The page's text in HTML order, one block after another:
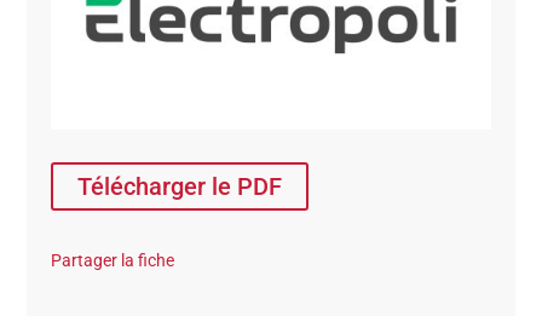
Télécharger le PDF
Partager la fiche